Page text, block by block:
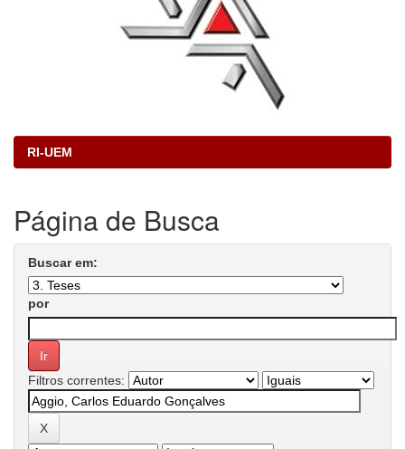
RI-UEM
Página de Busca
Buscar em:
por
Filtros correntes: